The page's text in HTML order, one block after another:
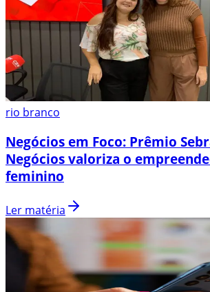
rio branco
Negócios em Foco: Prêmio
Negócios valoriza o
feminino
Ler matéria